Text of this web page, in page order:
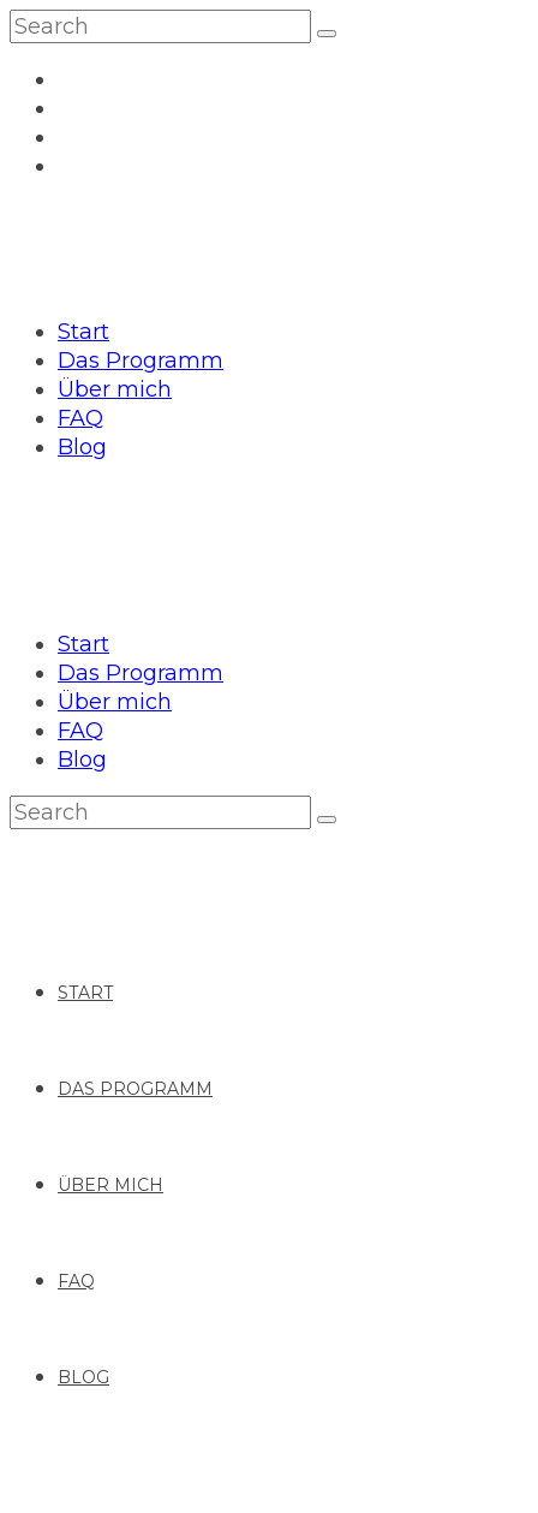
Start
Das Programm
Über mich
FAQ
Blog
Start
Das Programm
Über mich
FAQ
Blog
START
DAS PROGRAMM
ÜBER MICH
FAQ
BLOG